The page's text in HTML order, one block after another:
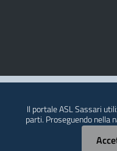
Privacy policy
Il portale ASL Sassari
parti. Proseguendo nella